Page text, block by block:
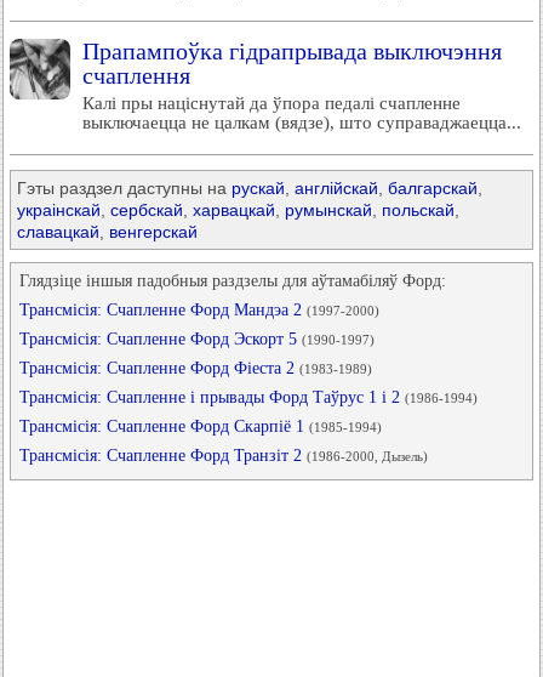
Прапампоўка гідрапрывада выключэння
счаплення
Калі пры націснутай да ўпора педалі счапленне
выключаецца не цалкам (вядзе), што суправаджаецца...
Гэты раздзел даступны на рускай англійскай балгарскай
украінскай сербскай харвацкай румынскай польскай
славацкай
венгерскай
Глядзіце іншыя падобныя раздзелы для аўтамабіляў Форд:
Трансмісія: Счапленне Форд Мандэа 2 (1997-2000)
Трансмісія: Счапленне Форд Эскорт 5 (1990-1997)
Трансмісія: Счапленне Форд Фіеста 2 (1983-1989)
Трансмісія: Счапленне і прывады Форд Таўрус 1 і 2 (1986-1994)
Трансмісія: Счапленне Форд Скарпіё 1 (1985-1994)
Трансмісія: Счапленне Форд Транзіт 2 (1986-2000, Дызель)